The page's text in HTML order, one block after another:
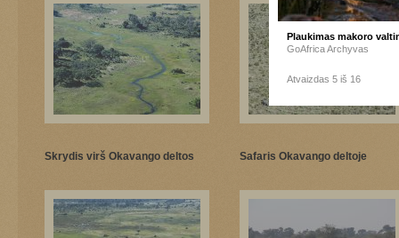
Skrydis virš Okavango deltos Safaris Okavango deltoje
Plaukimas makoro
GoAfrica Archyvas
Atvaizdas 5 iš 16